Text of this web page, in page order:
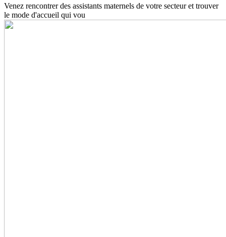
Venez rencontrer des assistants maternels de votre secteur et trouver
le mode d'accueil qui vou